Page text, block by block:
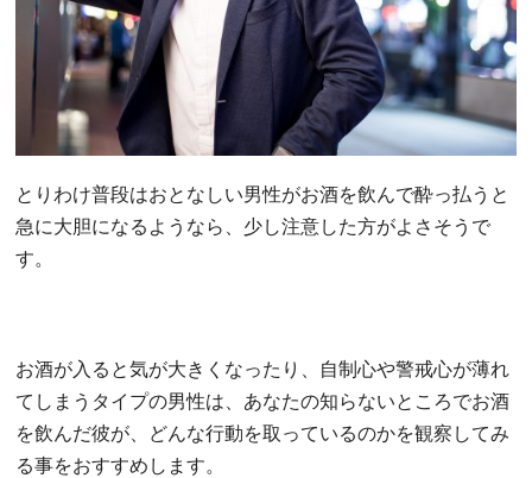
とりわけ普段はおとなしい男性がお酒を飲んで酔っ払うと
急に大胆になるようなら、少し注意した方がよさそうで
す。
お酒が入ると気が大きくなったり、自制心や警戒心が薄れ
てしまうタイプの男性は、あなたの知らないところでお酒
を飲んだ彼が、どんな行動を取っているのかを観察してみ
る事をおすすめします。